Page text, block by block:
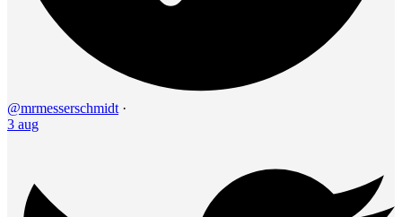
@mrmesserschmidt ·
3 aug